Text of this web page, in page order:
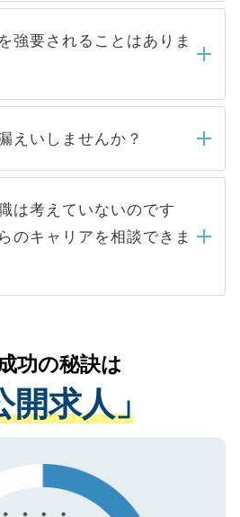
営業日以内にはご連絡をせて
で、しばらくお待ちくださ
で取り扱っている求人の
Webサイトからご覧いただ
求人」です。非公開求人は
って、一般には公開してい
けるため 人気のある医療機
まうと、応募が殺到する場
求める条件に合った人材の
社に依頼するケースが増え
強要されることはありま
要することは一切ありませ
応募先から内定をいただい
要はありません。内定先へ
キャリアパートナーが行い
えいしませんか？
いすることはありませんの
さい。当サイトからの登録
ご登録者様の個人情報は、
アアップおよび転職活動の
用いたします。お預かりし
個人データはご本人の許可
取り扱いについての厳密な
した事業者のみに付与され
ーマークを取得済みです。
関してもご安心ください。
は考えていないのです
のキャリアを相談できま
在の医療機関の状況や紹介
がら、適切なアドバイスを
ます。すぐにご転職をされ
期的なサポートが可能です
登録ください。
功の秘訣は
開求人」